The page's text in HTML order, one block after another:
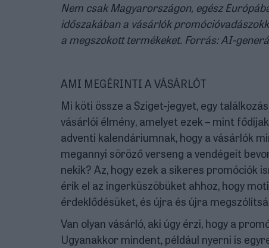
Nem csak Magyarországon, egész
időszakában a vásárlók
a megszokott termékeket. Forrás: AI-
AMI MEGÉRINTI A VÁSÁRLÓT
Mi köti össze a Sziget-jegyet, egy
vásárlói élmény, amelyet ezek – mint
adventi kalendáriumnak, hogy a vásárlók
megannyi söröző verseng a vendégeit
nekik? Az, hogy ezek a sikeres promóciók
érik el az ingerküszöbüket ahhoz, hogy
érdeklődésüket, és újra és újra
Van olyan vásárló, aki úgy érzi, hogy a
Ugyanakkor mindent, például nyerni is